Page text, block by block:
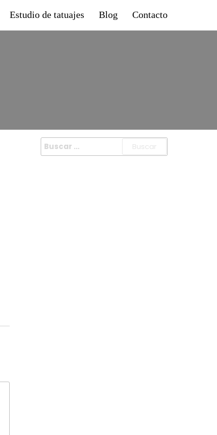
Estudio de tatuajes Blog Contacto